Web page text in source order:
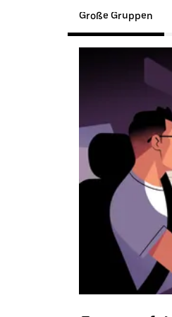
Große Gruppen